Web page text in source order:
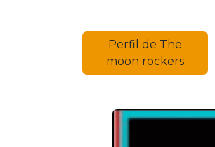
Perfil de The
moon rockers